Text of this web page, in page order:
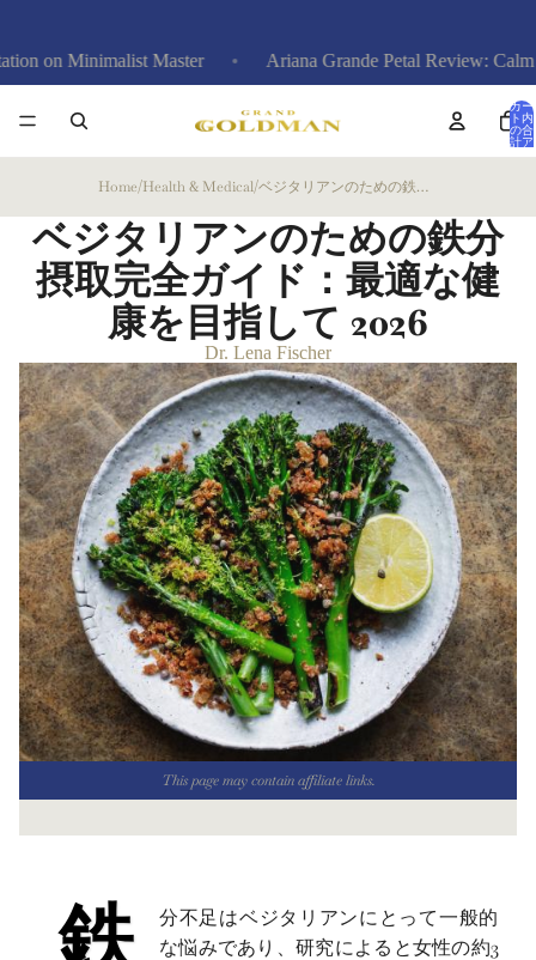
Master Ariana Grande Petal Review: Calm Anger at
カー
ト内
の合
計ア
Home/Health & Medical/ ベジタリアンのための鉄分摂取完全ガイド：最適な健康を目指して
ベジタリアンのための鉄分
摂取完全ガイド：最適な健
康を目指して 2026
Dr. Lena Fischer
This page may contain affiliate links.
鉄
分不足はベジタリアンにとって一般的
な悩みであり、研究によると女性の約3